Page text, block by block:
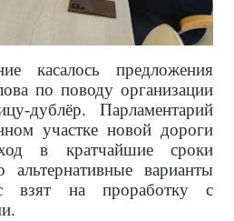
касалось предложения
по поводу организации
дублёр. Парламентарий
участке новой дороги
в кратчайшие сроки
альтернативные варианты
взят на проработку с